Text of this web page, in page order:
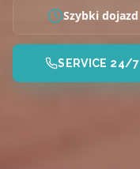
Szybki dojazd
SERVICE 24/7